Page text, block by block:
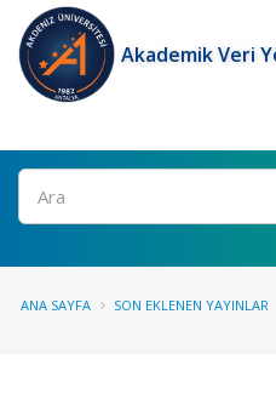
Akademik Veri
Ara
ANA SAYFA SON EKLENEN YAYINLAR